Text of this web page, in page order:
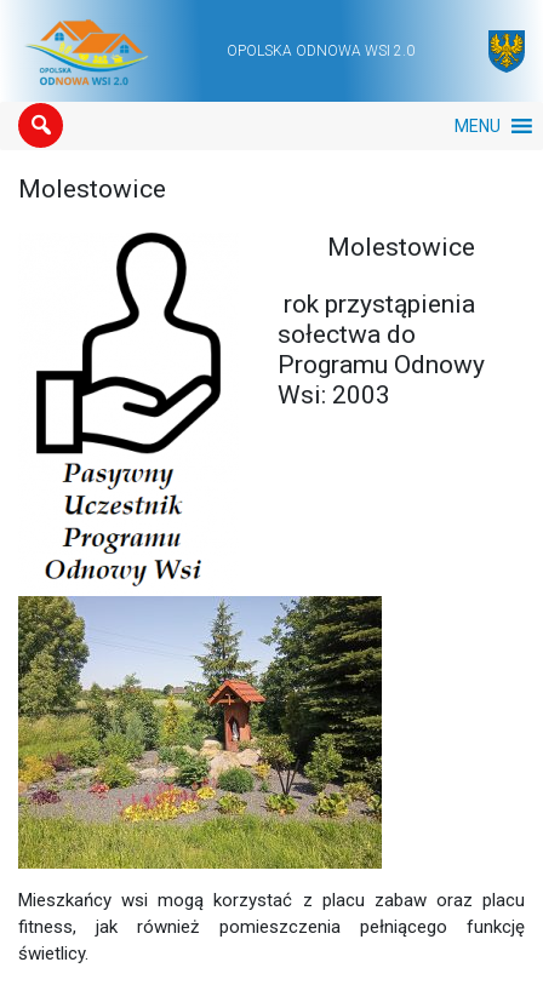
Main NavigationOPOLSKA ODNOWA WSI 2.0
MENU
Molestowice
Molestowice
rok przystąpienia
sołectwa do
Programu Odnowy
Wsi: 2003
Mieszkańcy wsi mogą korzystać z placu zabaw oraz placu
fitness, jak również pomieszczenia pełniącego funkcję
świetlicy.